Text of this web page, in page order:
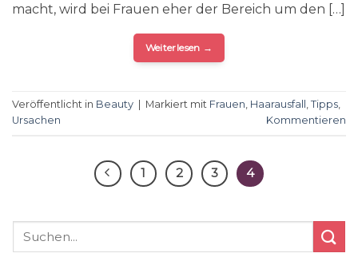
macht, wird bei Frauen eher der Bereich um den […]
Weiterlesen →
Veröffentlicht in Beauty Markiert mit Frauen Haarausfall Tipps
Ursachen
Kommentieren
1 2 3 4